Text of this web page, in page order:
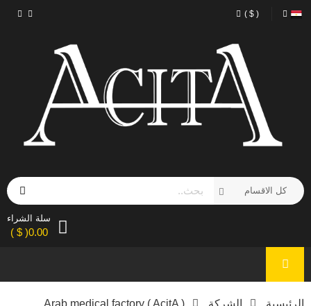
( $ )
سلة الشراء
0.00( $ )
الرئيسية الشركة
Arab medical factory ( AcitA )